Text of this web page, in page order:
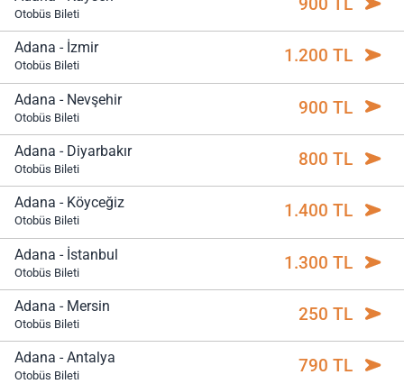
Otobüs Bileti
Adana - İzmir
Otobüs Bileti 1.200 TL
Adana - Nevşehir
Otobüs Bileti 900 TL
Adana - Diyarbakır
Otobüs Bileti 800 TL
Adana - Köyceğiz
Otobüs Bileti 1.400 TL
Adana - İstanbul
Otobüs Bileti 1.300 TL
Adana - Mersin
Otobüs Bileti 250 TL
Adana - Antalya
Otobüs Bileti 790 TL